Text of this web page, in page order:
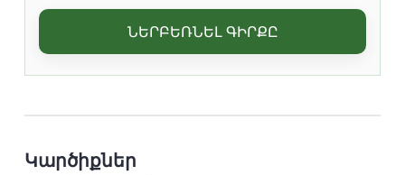
ՆԵՐԲԵՌՆԵԼ ԳԻՐՔԸ
Կարծիքներ